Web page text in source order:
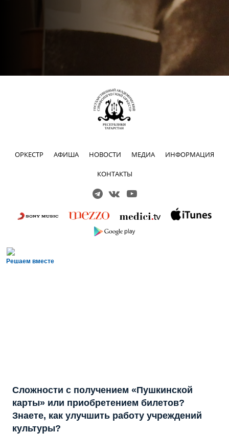
ОРКЕСТР АФИША НОВОСТИ МЕДИА ИНФОРМАЦИЯ
КОНТАКТЫ
Решаем вместе
Сложности с получением «Пушкинской
карты» или приобретением билетов?
Знаете, как улучшить работу учреждений
культуры?